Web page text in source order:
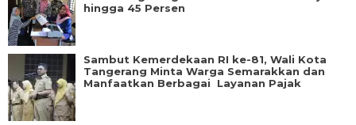
hingga 45 Persen
Sambut Kemerdekaan RI ke-81, Wali Kota
Tangerang Minta Warga Semarakkan dan
Manfaatkan Berbagai Layanan Pajak